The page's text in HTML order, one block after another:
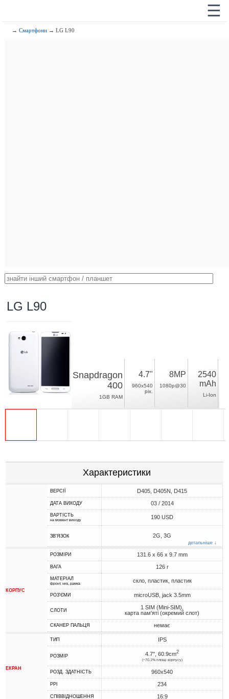
☰
→Смартфони → LG L90
LG L90
Snapdragon
400
1GB RAM
4.7"
960x540
pix.
8MP
1080p@30
2540
mAh
Li-Ion
Характеристики
ВЕРСІЇ D405, D405N, D415
ДАТА ВИХОДУ 03 / 2014
ВАРТІСТЬ
на момент виходу 190 USD
ЗВ'ЯЗОК 2G, 3G
детальніше ↓
КОРПУС
РОЗМІРИ 131.6 x 66 x 9.7 mm
ВАГА 126 г
МАТЕРІАЛ
фронт, низ, рамка скло, пластик, пластик
РОЗ'ЄМИ microUSB, jack 3.5mm
СЛОТИ
1 SIM (Mini-SIM),
карта пам'яті (окремий слот)
СКАНЕР ПАЛЬЦЯ немає
ЕКРАН
ТИП IPS
РОЗМІР 4.7", 60.9cm2
(~70.1% площі корпусу)
РОЗД. ЗДАТНІСТЬ 960x540
PPI 234
СПІВВІДНОШЕННЯ 16:9